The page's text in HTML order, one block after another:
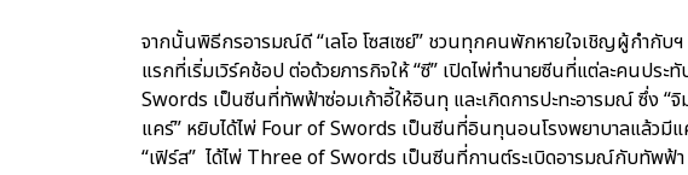
จากนั้นพิธีกรอารมณ์ดี “เลโอ โซสเซย์” ชวนทุกคนพักหายใจเชิญผู้กำกับ
แรกที่เริ่มเวิร์คช้อป ต่อด้วยภารกิจให้ “ซี” เปิดไพ่ทำนายซีนที่แต่ละคนประ
Swords เป็นซีนที่ทัพฟ้าซ่อมเก้าอี้ให้อินทุ และเกิดการปะทะอารมณ์ ซึ่ง “
แคร์” หยิบได้ไพ่ Four of Swords เป็นซีนที่อินทุนอนโรงพยาบาลแล้วมี
“เฟิร์ส” ได้ไพ่ Three of Swords เป็นซีนที่กานต์ระเบิดอารมณ์กับทัพฟ้